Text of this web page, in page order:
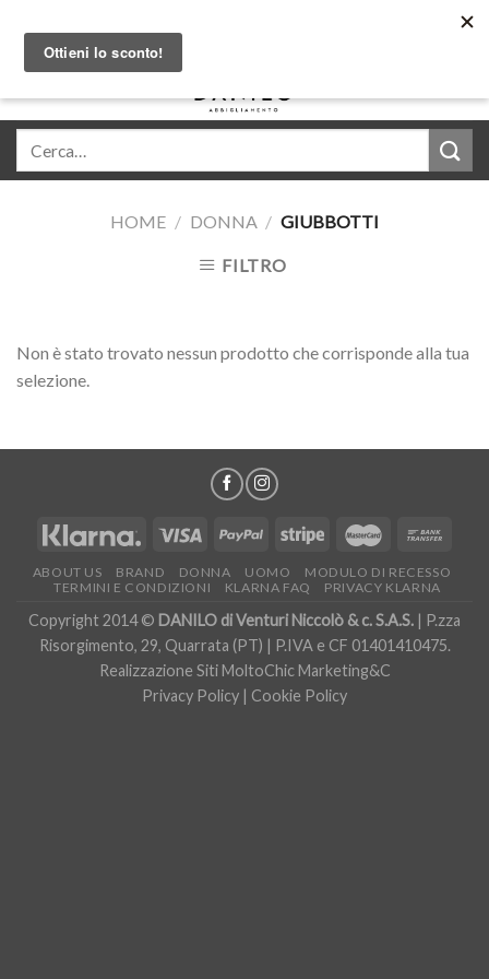
content
HOME / DONNA / GIUBBOTTI
FILTRO
Non è stato trovato nessun prodotto che corrisponde alla tua
selezione.
ABOUT US BRAND DONNA UOMO
MODULO DI RECESSO
TERMINI E CONDIZIONI
KLARNA FAQ PRIVACY KLARNA
Copyright 2014 © DANILO di Venturi Niccolò & c. S.A.S. | P.zza
Risorgimento, 29, Quarrata (PT) | P.IVA e CF 01401410475.
Realizzazione Siti MoltoChic Marketing&C
Privacy Policy | Cookie Policy